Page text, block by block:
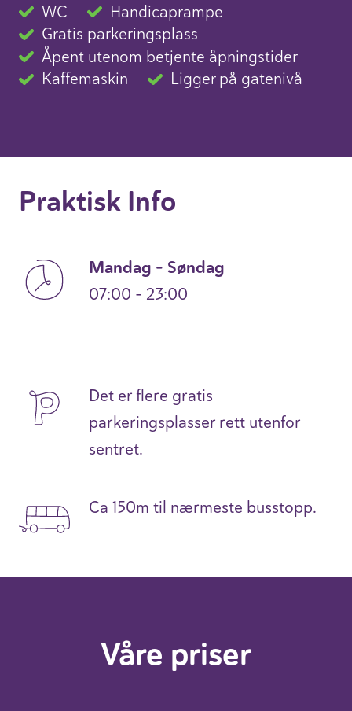
WC
Handicaprampe
Gratis parkeringsplass
Åpent utenom betjente åpningstider
Kaffemaskin
Ligger på gatenivå
Praktisk Info
Mandag – Søndag
07:00 – 23:00
Det er flere gratis
parkeringsplasser rett utenfor
sentret.
Ca 150m til nærmeste busstopp.
Våre priser